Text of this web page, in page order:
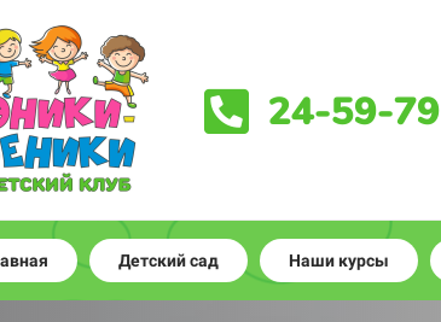
24-59-79
Детский сад Наши курсы